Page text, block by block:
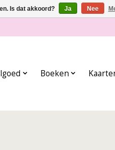
Boeken
Is dat akkoord? Ja Nee